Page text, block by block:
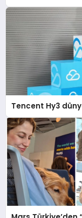
Tencent Hy3